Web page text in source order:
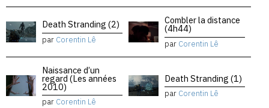
Death Stranding (2)
par Corentin Lê
Combler la distance
(4h44)
par Corentin Lê
Naissance d’un
regard (Les années
2010)
par Corentin Lê
Death Stranding (1)
par Corentin Lê